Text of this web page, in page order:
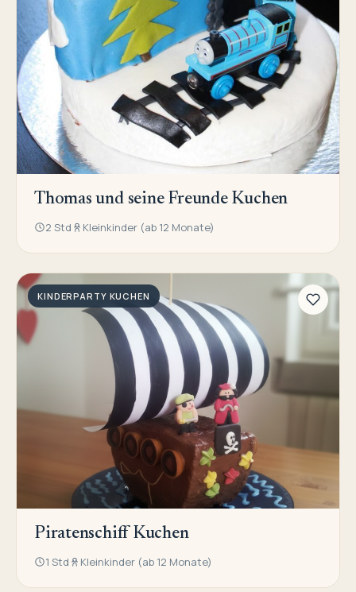
Thomas und seine Freunde Kuchen
2 Std Kleinkinder (ab 12 Monate)
KINDERPARTY KUCHEN
Piratenschiff Kuchen
1 Std Kleinkinder (ab 12 Monate)